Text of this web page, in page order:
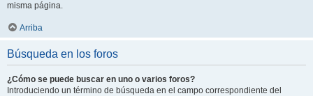
misma página.
Arriba
Búsqueda en los foros
¿Cómo se puede buscar en uno o varios foros?
Introduciendo un término de búsqueda en el campo correspondiente del